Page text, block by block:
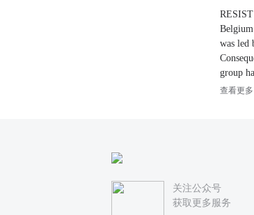
was led
group
查看更多
关注公众号
获取更多服务